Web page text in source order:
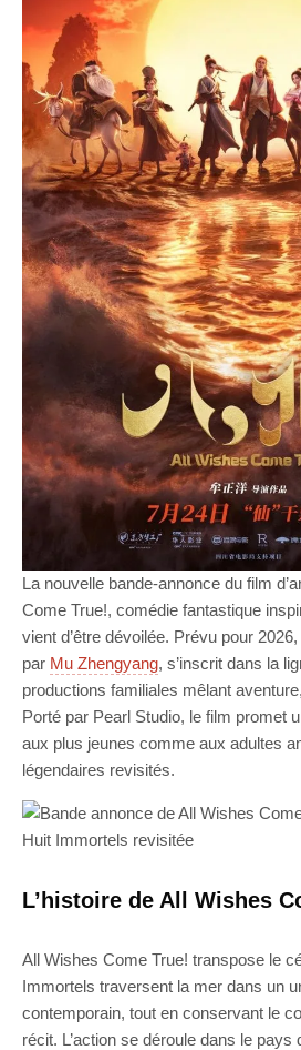
La nouvelle bande-annonce du film
Come True!, comédie fantastique
vient d’être dévoilée. Prévu pour
par Mu Zhengyang, s’inscrit dans la
productions familiales mêlant
Porté par Pearl Studio, le film promet
aux plus jeunes comme aux adultes
légendaires revisités.
L’histoire de All Wishes
All Wishes Come True! transpose le
Immortels traversent la mer dans un
contemporain, tout en conservant le
récit. L’action se déroule dans le